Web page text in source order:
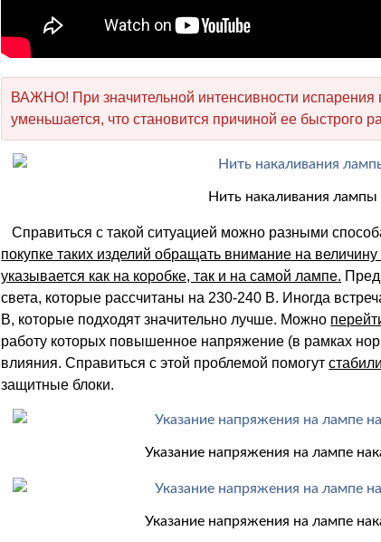
ВАЖНО! При значительной интенсивности
уменьшается, что становится причиной ее быстрого
Нить накаливания
Справиться с такой ситуацией можно разными
покупке таких изделий обращать внимание на
указывается как на коробке, так и на самой лампе.
света, которые рассчитаны на 230-240 В. Иногда
В, которые подходят значительно лучше. Можно
работу которых повышенное напряжение (в рамках
влияния. Справиться с этой проблемой помогут
защитные блоки.
Указание напряжения на лампе
Указание напряжения на лампе